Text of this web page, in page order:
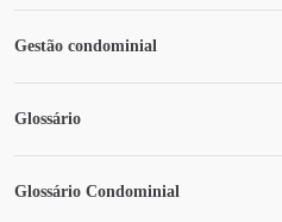
Gestão condominial
Glossário
Glossário Condominial